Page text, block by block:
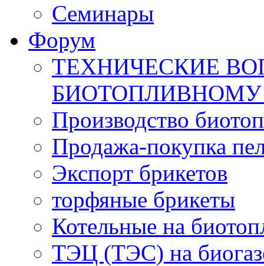
Семинары
Форум
ТЕХНИЧЕСКИЕ
Производство
Продажа-покупка
Экспорт брикетов
торфяные брикеты
Котельные на
ТЭЦ (ТЭС) на